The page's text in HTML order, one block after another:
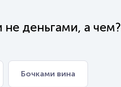
не деньгами, а чем?
Бочками вина